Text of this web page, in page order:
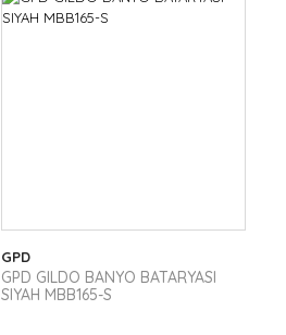
GPD
GPD GILDO BANYO BATARYASI
SIYAH MBB165-S